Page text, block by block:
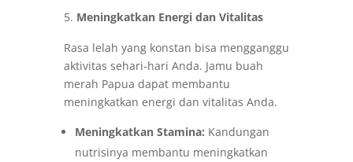
Meningkatkan Energi dan Vitalitas
Rasa lelah yang konstan bisa mengganggu
aktivitas sehari-hari Anda. Jamu buah
merah Papua dapat membantu
meningkatkan energi dan vitalitas Anda.
Meningkatkan Stamina: Kandungan
nutrisinya membantu meningkatkan